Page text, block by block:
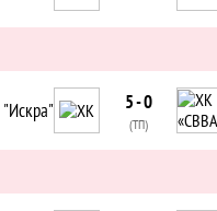
5 - 0
(ТП)